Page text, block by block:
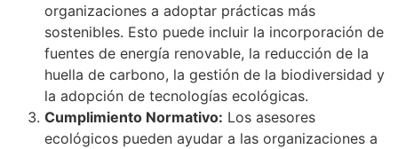
organizaciones a adoptar prácticas más
sostenibles. Esto puede incluir la incorporación de
fuentes de energía renovable, la reducción de la
huella de carbono, la gestión de la biodiversidad y
la adopción de tecnologías ecológicas.
Cumplimiento Normativo: Los asesores
ecológicos pueden ayudar a las organizaciones a